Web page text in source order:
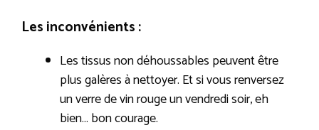
Les inconvénients :
Les tissus non déhoussables peuvent être
plus galères à nettoyer. Et si vous renversez
un verre de vin rouge un vendredi soir, eh
bien… bon courage.